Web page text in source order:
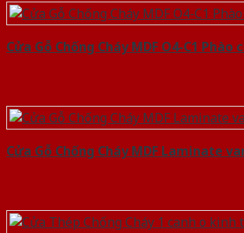
Cửa Gỗ Chống Cháy MDF O4-C1 Phào
Cửa Gỗ Chống Cháy MDF Laminate